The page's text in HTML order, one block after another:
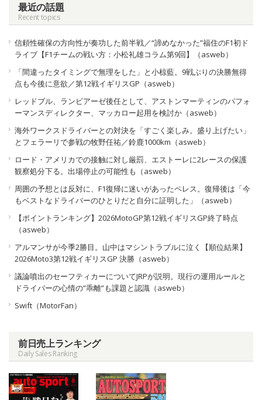
最近の話題
Recent topics
信頼性確保の方向性が奏功した前半戦／“諦めなかった”福住のF1初ド
ライブ【F1チームの戦い方：小松礼雄コラム第9回】（asweb）
「間違ったタイミングで無理をした」と小椋藍。9戦ぶりの決勝無得
点も今後に意欲／第12戦イギリスGP（asweb）
レッドブル、ランビアーゼ後任として、アストンマーティンのパフォ
ーマンスディレクター、マッカロー起用を検討か（asweb）
海外ワークスドライバーとの対決を「すごく楽しみ。盛り上げたい」
とフェラーリで参戦の牧野任祐／鈴鹿1000km（asweb）
ロード・アメリカでの接触に対し厳罰、エストーレに2レースの保護
観察処分下る。出場停止の可能性も（asweb）
周囲の予想とは反対に、F1復帰に迷いがあったペレス。復帰後は「今
もベストなドライバーのひとりだと自分に証明した」（asweb）
【ポイントランキング】2026MotoGP第12戦イギリスGP終了時点
（asweb）
アルマンサが今季2勝目。山中はマシントラブルに泣く【順位結果】
2026Moto3第12戦イギリスGP 決勝（asweb）
議論噴出のセーフティカーについてJRPが説明。現行の運用ルールと
ドライバーの心情の”乖離”も課題と認識（asweb）
Swift（MotorFan）
前日売上ランキング
Daily Sales Ranking